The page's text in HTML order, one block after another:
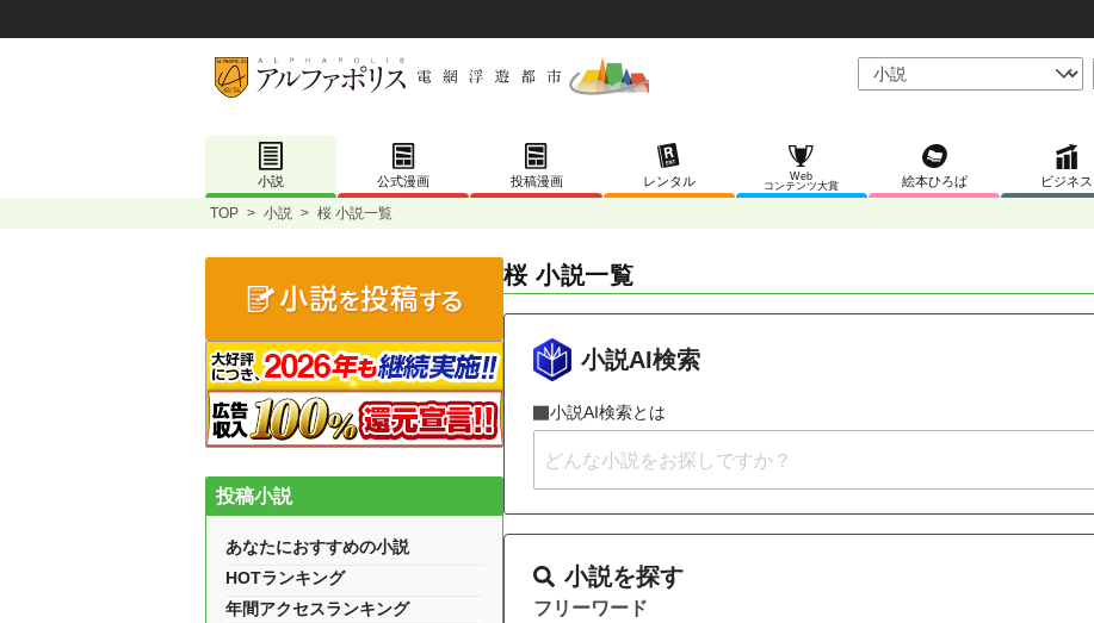
小説 公式漫画 投稿漫画 レンタル
Web
コンテンツ大賞
絵本ひろば ビジネス
TOP > 小説 > 桜 小説一覧
桜 小説一覧
小説AI検索
小説AI検索とは
小説を探す
フリーワード
投稿小説
あなたにおすすめの小説
HOTランキング
年間アクセスランキング